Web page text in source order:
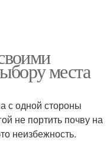
места
с одной стороны
не портить почву на
неизбежность.